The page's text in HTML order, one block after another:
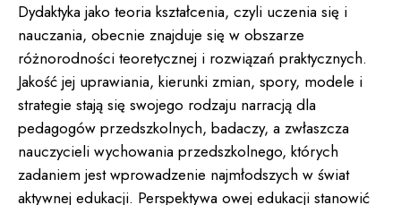
Dydaktyka jako teoria kształcenia, czyli uczenia się i
nauczania, obecnie znajduje się w obszarze
różnorodności teoretycznej i rozwiązań praktycznych.
Jakość jej uprawiania, kierunki zmian, spory, modele i
strategie stają się swojego rodzaju narracją dla
pedagogów przedszkolnych, badaczy, a zwłaszcza
nauczycieli wychowania przedszkolnego, których
zadaniem jest wprowadzenie najmłodszych w świat
aktywnej edukacji. Perspektywa owej edukacji stanowić